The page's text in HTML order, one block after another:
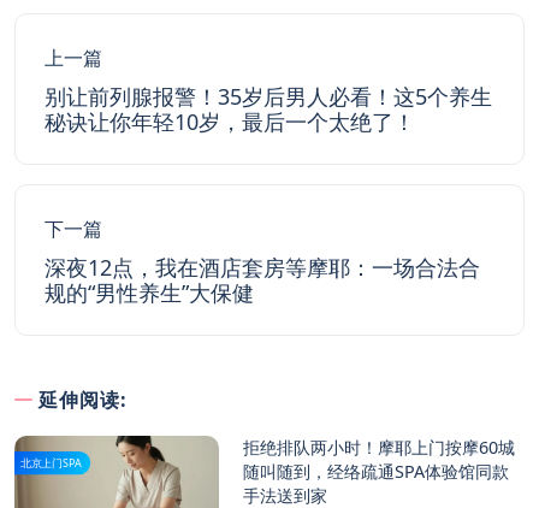
上一篇
别让前列腺报警！35岁后男人必看！这5个养生
秘诀让你年轻10岁，最后一个太绝了！
下一篇
深夜12点，我在酒店套房等摩耶：一场合法合
规的“男性养生”大保健
延伸阅读:
北京上门SPA
拒绝排队两小时！摩耶上门按摩60城
随叫随到，经络疏通SPA体验馆同款
手法送到家